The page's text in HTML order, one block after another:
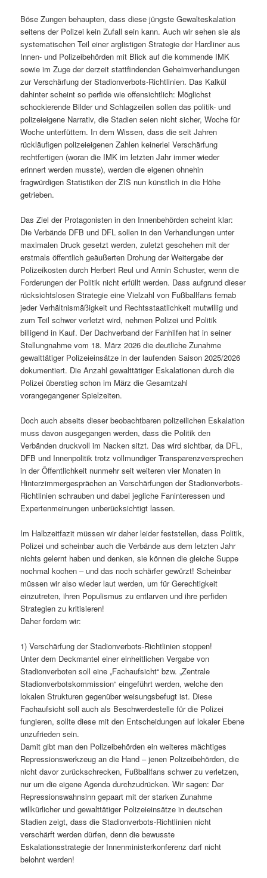
Böse Zungen behaupten, dass diese jüngste Gewalteskalation
seitens der Polizei kein Zufall sein kann. Auch wir sehen sie als
systematischen Teil einer arglistigen Strategie der Hardliner aus
Innen- und Polizeibehörden mit Blick auf die kommende IMK
sowie im Zuge der derzeit stattfindenden Geheimverhandlungen
zur Verschärfung der Stadionverbots-Richtlinien. Das Kalkül
dahinter scheint so perfide wie offensichtlich: Möglichst
schockierende Bilder und Schlagzeilen sollen das politik- und
polizeieigene Narrativ, die Stadien seien nicht sicher, Woche für
Woche unterfüttern. In dem Wissen, dass die seit Jahren
rückläufigen polizeieigenen Zahlen keinerlei Verschärfung
rechtfertigen (woran die IMK im letzten Jahr immer wieder
erinnert werden musste), werden die eigenen ohnehin
fragwürdigen Statistiken der ZIS nun künstlich in die Höhe
getrieben.
Das Ziel der Protagonisten in den Innenbehörden scheint klar:
Die Verbände DFB und DFL sollen in den Verhandlungen unter
maximalen Druck gesetzt werden, zuletzt geschehen mit der
erstmals öffentlich geäußerten Drohung der Weitergabe der
Polizeikosten durch Herbert Reul und Armin Schuster, wenn die
Forderungen der Politik nicht erfüllt werden. Dass aufgrund dieser
rücksichtslosen Strategie eine Vielzahl von Fußballfans fernab
jeder Verhältnismäßigkeit und Rechtsstaatlichkeit mutwillig und
zum Teil schwer verletzt wird, nehmen Polizei und Politik
billigend in Kauf. Der Dachverband der Fanhilfen hat in seiner
Stellungnahme vom 18. März 2026 die deutliche Zunahme
gewalttätiger Polizeieinsätze in der laufenden Saison 2025/2026
dokumentiert. Die Anzahl gewalttätiger Eskalationen durch die
Polizei überstieg schon im März die Gesamtzahl
vorangegangener Spielzeiten.
Doch auch abseits dieser beobachtbaren polizeilichen Eskalation
muss davon ausgegangen werden, dass die Politik den
Verbänden druckvoll im Nacken sitzt. Das wird sichtbar, da DFL,
DFB und Innenpolitik trotz vollmundiger Transparenzversprechen
in der Öffentlichkeit nunmehr seit weiteren vier Monaten in
Hinterzimmergesprächen an Verschärfungen der Stadionverbots-
Richtlinien schrauben und dabei jegliche Faninteressen und
Expertenmeinungen unberücksichtigt lassen.
Im Halbzeitfazit müssen wir daher leider feststellen, dass Politik,
Polizei und scheinbar auch die Verbände aus dem letzten Jahr
nichts gelernt haben und denken, sie können die gleiche Suppe
nochmal kochen – und das noch schärfer gewürzt! Scheinbar
müssen wir also wieder laut werden, um für Gerechtigkeit
einzutreten, ihren Populismus zu entlarven und ihre perfiden
Strategien zu kritisieren!
Daher fordern wir:
1) Verschärfung der Stadionverbots-Richtlinien stoppen!
Unter dem Deckmantel einer einheitlichen Vergabe von
Stadionverboten soll eine „Fachaufsicht“ bzw. „Zentrale
Stadionverbotskommission“ eingeführt werden, welche den
lokalen Strukturen gegenüber weisungsbefugt ist. Diese
Fachaufsicht soll auch als Beschwerdestelle für die Polizei
fungieren, sollte diese mit den Entscheidungen auf lokaler Ebene
unzufrieden sein.
Damit gibt man den Polizeibehörden ein weiteres mächtiges
Repressionswerkzeug an die Hand – jenen Polizeibehörden, die
nicht davor zurückschrecken, Fußballfans schwer zu verletzen,
nur um die eigene Agenda durchzudrücken. Wir sagen: Der
Repressionswahnsinn gepaart mit der starken Zunahme
willkürlicher und gewalttätiger Polizeieinsätze in deutschen
Stadien zeigt, dass die Stadionverbots-Richtlinien nicht
verschärft werden dürfen, denn die bewusste
Eskalationsstrategie der Innenministerkonferenz darf nicht
belohnt werden!